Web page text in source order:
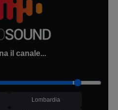
il canale...
Lombardia